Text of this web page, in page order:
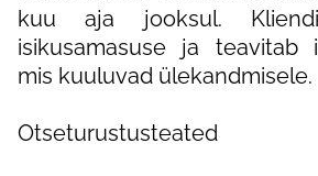
kuu aja jooksul.
isikusamasuse ja teavitab
mis kuuluvad ülekandmisele.
Otseturustusteated